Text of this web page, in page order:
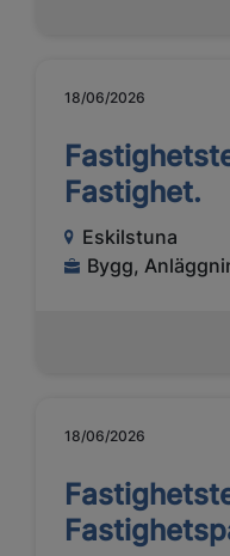
18/06/2026
Fastighet.
Eskilstuna
Bygg,
18/06/2026